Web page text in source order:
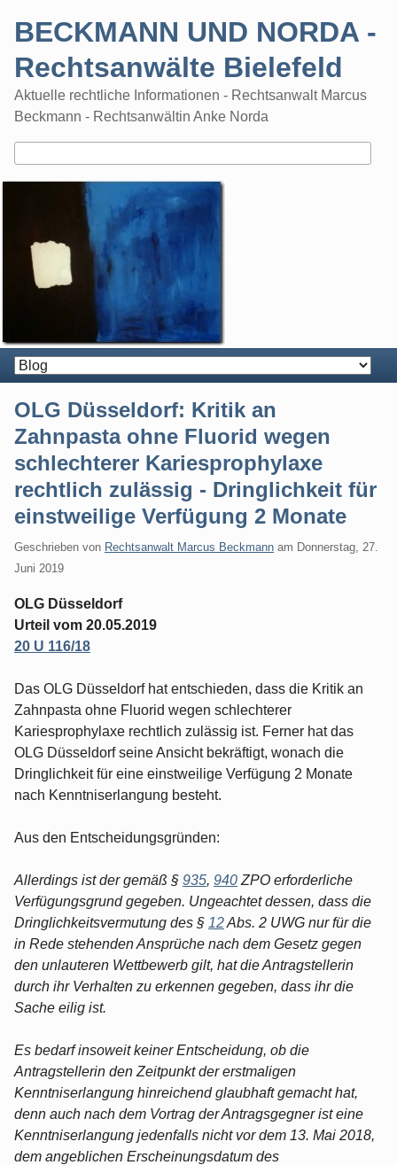
BECKMANN UND NORDA -
Rechtsanwälte Bielefeld
Aktuelle rechtliche Informationen - Rechtsanwalt Marcus
Beckmann - Rechtsanwältin Anke Norda
OLG Düsseldorf: Kritik an
Zahnpasta ohne Fluorid wegen
schlechterer Kariesprophylaxe
rechtlich zulässig - Dringlichkeit für
einstweilige Verfügung 2 Monate
Geschrieben von Rechtsanwalt Marcus Beckmann am Donnerstag, 27.
Juni 2019
OLG Düsseldorf
Urteil vom 20.05.2019
20 U 116/18
Das OLG Düsseldorf hat entschieden, dass die Kritik an
Zahnpasta ohne Fluorid wegen schlechterer
Kariesprophylaxe rechtlich zulässig ist. Ferner hat das
OLG Düsseldorf seine Ansicht bekräftigt, wonach die
Dringlichkeit für eine einstweilige Verfügung 2 Monate
nach Kenntniserlangung besteht.
Aus den Entscheidungsgründen:
Allerdings ist der gemäß § 935, 940 ZPO erforderliche
Verfügungsgrund gegeben. Ungeachtet dessen, dass die
Dringlichkeitsvermutung des § 12Abs. 2 UWG nur für die
in Rede stehenden Ansprüche nach dem Gesetz gegen
den unlauteren Wettbewerb gilt, hat die Antragstellerin
durch ihr Verhalten zu erkennen gegeben, dass ihr die
Sache eilig ist.
Es bedarf insoweit keiner Entscheidung, ob die
Antragstellerin den Zeitpunkt der erstmaligen
Kenntniserlangung hinreichend glaubhaft gemacht hat,
denn auch nach dem Vortrag der Antragsgegner ist eine
Kenntniserlangung jedenfalls nicht vor dem 13. Mai 2018,
dem angeblichen Erscheinungsdatum des